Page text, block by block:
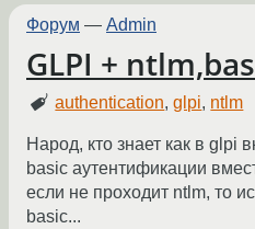
Форум — Admin
GLPI +
authentication,glpi, ntlm
Народ, кто знает как в glpi
basic аутентификации
если не проходит ntlm, то
basic...